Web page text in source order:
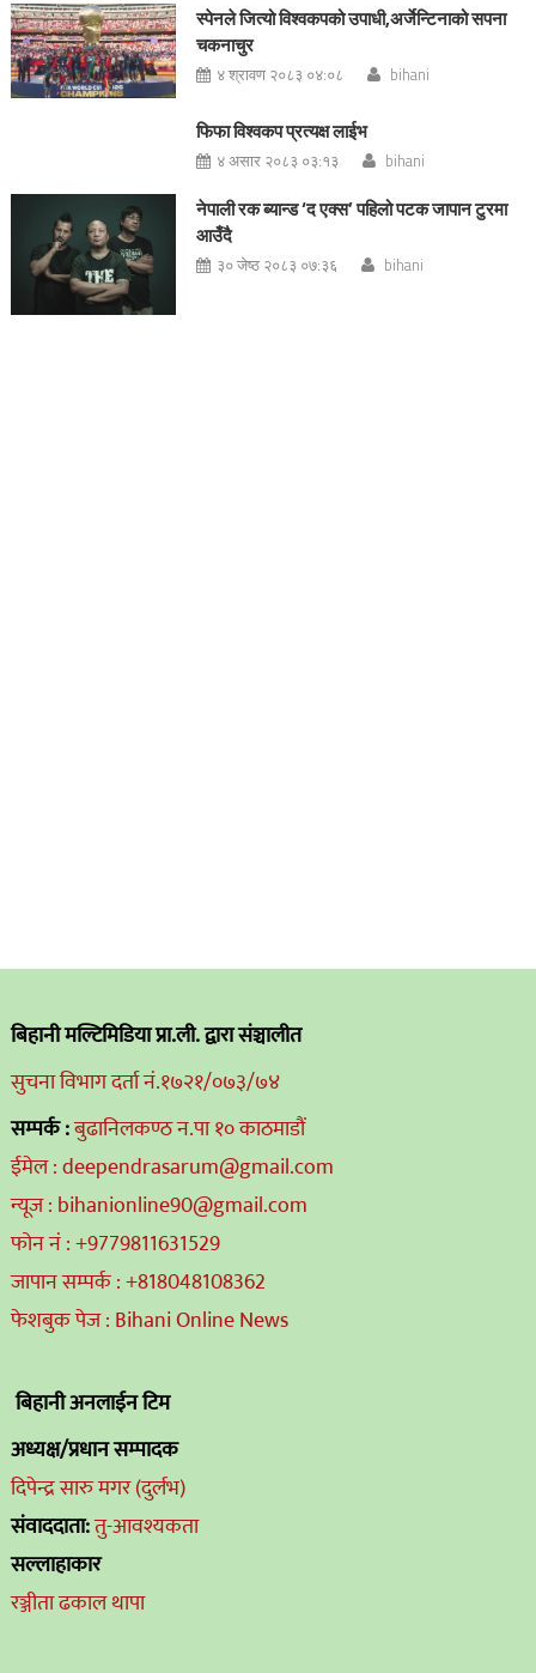
स्पेनले जित्यो विश्वकपको उपाधी,अर्जेन्टिनाको सपना
चकनाचुर
४ श्रावण २०८३ ०४:०८ bihani
फिफा विश्वकप प्रत्यक्ष लाईभ
४ असार २०८३ ०३:१३ bihani
नेपाली रक ब्यान्ड ‘द एक्स’ पहिलो पटक जापान टुरमा
आउँदै
३० जेष्ठ २०८३ ०७:३६ bihani
बिहानी मल्टिमिडिया प्रा.ली. द्वारा संञ्चालीत
सुचना विभाग दर्ता नं.१७२१/०७३/७४
सम्पर्क :बुढानिलकण्ठ न.पा १० काठमाडौं
ईमेल : deependrasarum@gmail.com
न्यूज : bihanionline90@gmail.com
फोन नं : +9779811631529
जापान सम्पर्क : +818048108362
फेशबुक पेज : Bihani Online News
बिहानी अनलाईन टिम
अध्यक्ष/प्रधान सम्पादक
दिपेन्द्र सारु मगर (दुर्लभ)
संवाददाता:तु-आवश्यकता
सल्लाहाकार
रञ्जीता ढकाल थापा